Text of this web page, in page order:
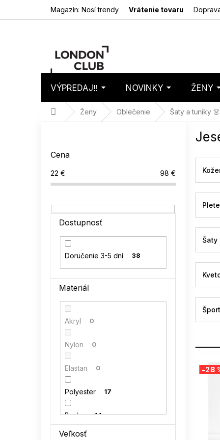
Magazín: Nosí trendy Vrátenie tovaru
košík
VÝPREDAJ‼️ NOVINKY ŽENY
DomovŽeny Oblečenie Šaty a tuniky 👗
Cena
22 € 98 €
Dostupnosť
Doručenie 3-5 dní 38
Materiál
Akryl 0
Nylon 0
Elastan 0
Polyester 17
Bavlna 14
Veľkosť
Šaty
V
ý–28